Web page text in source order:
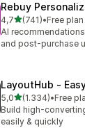
Rebuy
4,7stelle su 5
(741)
741 recensioni totali
•Free
AI
and post-purchase
LayoutHub ‑
5,0stelle su 5
(1.334)
1334 recensioni
•Free
Build high-
easily & quickly